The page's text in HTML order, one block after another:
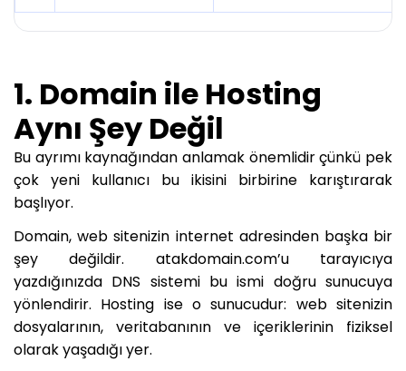
1. Domain ile Hosting
Aynı Şey Değil
Bu ayrımı kaynağından anlamak önemlidir çünkü pek
çok yeni kullanıcı bu ikisini birbirine karıştırarak
başlıyor.
Domain, web sitenizin internet adresinden başka bir
şey değildir. atakdomain.com’u tarayıcıya
yazdığınızda DNS sistemi bu ismi doğru sunucuya
yönlendirir. Hosting ise o sunucudur: web sitenizin
dosyalarının, veritabanının ve içeriklerinin fiziksel
olarak yaşadığı yer.